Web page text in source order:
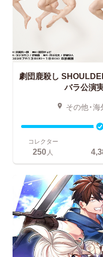
劇団鹿殺し
バラ公演
その他・海
コレクター
250 人